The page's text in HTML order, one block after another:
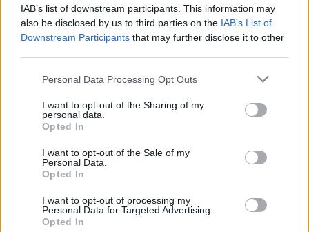
IAB’s list of downstream participants. This information may
also be disclosed by us to third parties on the IAB’s List of
Downstream Participants that may further disclose it to other
Personal Data Processing Opt Outs
I want to opt-out of the Sharing of my
personal data.
Opted In
I want to opt-out of the Sale of my
Personal Data.
Opted In
I want to opt-out of processing my
Personal Data for Targeted Advertising.
Opted In
apie bjaurią ligą
Sveikata 2021-12-06